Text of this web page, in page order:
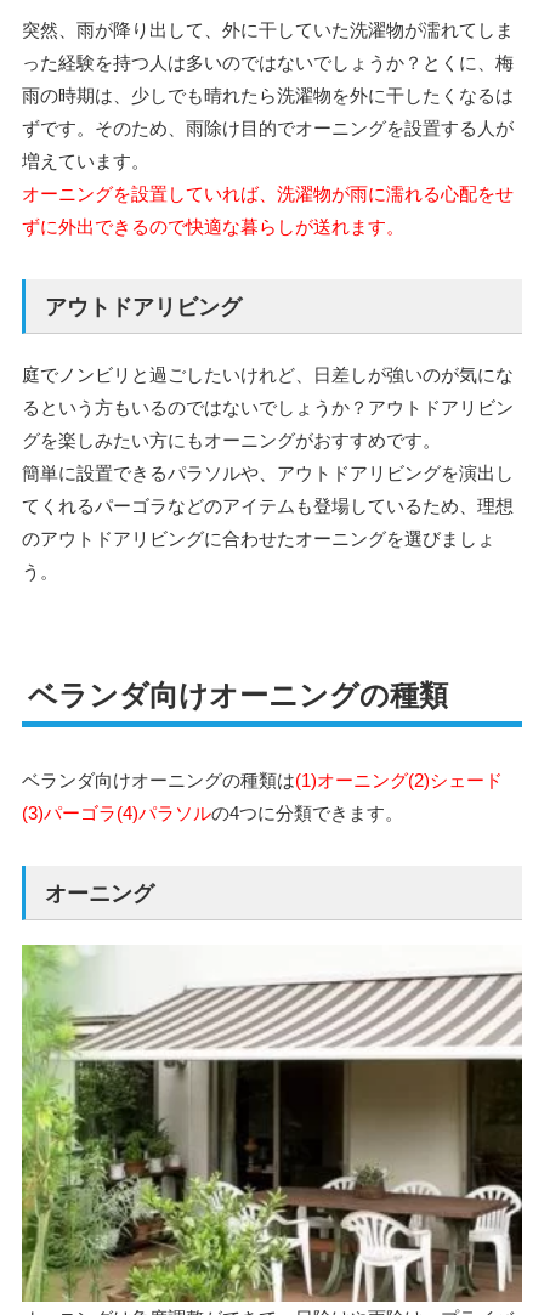
突然、雨が降り出して、外に干していた洗濯物が濡れてしま
った経験を持つ人は多いのではないでしょうか？とくに、梅
雨の時期は、少しでも晴れたら洗濯物を外に干したくなるは
ずです。そのため、雨除け目的でオーニングを設置する人が
増えています。
オーニングを設置していれば、洗濯物が雨に濡れる心配をせ
ずに外出できるので快適な暮らしが送れます。
アウトドアリビング
庭でノンビリと過ごしたいけれど、日差しが強いのが気にな
るという方もいるのではないでしょうか？アウトドアリビン
グを楽しみたい方にもオーニングがおすすめです。
簡単に設置できるパラソルや、アウトドアリビングを演出し
てくれるパーゴラなどのアイテムも登場しているため、理想
のアウトドアリビングに合わせたオーニングを選びましょ
う。
ベランダ向けオーニングの種類
ベランダ向けオーニングの種類は(1)オーニング(2)シェード
(3)パーゴラ(4)パラソルの4つに分類できます。
オーニング